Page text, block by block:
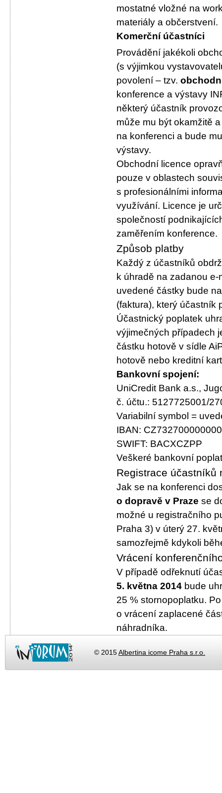
mostatné vložné na
materiály a občerstvení.
Komerční účastníci
Provádění jakékoli
(s výjimkou
povolení – tzv.
konference a výstavy
některý účastník
může mu být okamžitě
na konferenci a bude
výstavy.
Obchodní licence
pouze v oblastech
s profesionálními
využívání. Licence je
společností
zaměřením konference.
Způsob platby
Každý z účastníků
k úhradě na zadanou
uvedené částky bude
(faktura), který účastník
Účastnický poplatek
výjimečných případech
částku hotově v sídle
hotově nebo kreditní
Bankovní spojení:
UniCredit Bank a.s.,
č. účtu.: 5127725001/
Variabilní symbol =
IBAN:
SWIFT: BACXCZPP
Veškeré bankovní
Registrace účastníků
Jak se na konferenci
o dopravě v Praze se
možné u registračního
Praha 3) v úterý 27.
samozřejmě kdykoli
Vrácení
V případě odřeknutí
5. května 2014 bude
25 % stornopoplatku.
o vrácení zaplacené
náhradníka.
© 2015Albertina icome Praha s.r.o.